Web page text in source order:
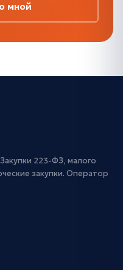
мной
223-ФЗ, малого
закупки. Оператор